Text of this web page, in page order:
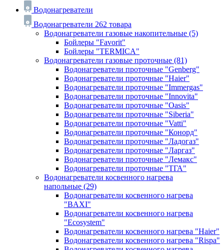
Водонагреватели
Водонагреватели 262 товара
Водонагреватели газовые накопительные (5)
Бойлеры "Favorit"
Бойлеры "TERMICA"
Водонагреватели газовые проточные (81)
Водонагреватели проточные "Genberg"
Водонагреватели проточные "Haier"
Водонагреватели проточные "Immergas"
Водонагреватели проточные "Innovita"
Водонагреватели проточные "Oasis"
Водонагреватели проточные "Siberia"
Водонагреватели проточные "Vatti"
Водонагреватели проточные "Конорд"
Водонагреватели проточные "Ладогаз"
Водонагреватели проточные "Ларгаз"
Водонагреватели проточные "Лемакс"
Водонагреватели проточные "ТГА"
Водонагреватели косвенного нагрева
напольные (29)
Водонагреватели косвенного нагрева
"BAXI"
Водонагреватели косвенного нагрева
"Ecosystem"
Водонагреватели косвенного нагрева "Haier"
Водонагреватели косвенного нагрева "Rispa"